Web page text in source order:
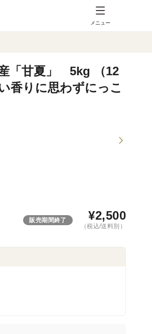
メニュー
「甘夏」 5kg （12
香りに思わずにっこ
販売期間終了 ¥2,500
（税込/送料別）